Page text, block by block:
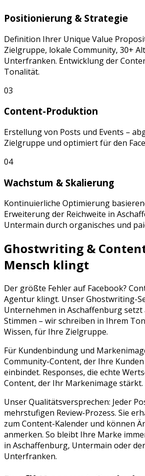
Positionierung & Strategie
Definition Ihrer Unique Value
Zielgruppe, lokale Community, 30+
Unterfranken. Entwicklung der
Tonalität.
03
Content-Produktion
Erstellung von Posts und Events –
Zielgruppe und optimiert für den
04
Wachstum & Skalierung
Kontinuierliche Optimierung
Erweiterung der Reichweite in
Untermain durch organisches und
Ghostwriting &
Mensch klingt
Der größte Fehler auf Facebook?
Agentur klingt. Unser Ghostwriting-
Unternehmen in Aschaffenburgsetzt
Stimmen – wir schreiben in Ihrem
Wissen, für Ihre Zielgruppe.
Für Kundenbindung und
Community-Content, der Ihre
einbindet. Responses, die echte
Content, der Ihr Markenimage stärkt.
Unser Qualitätsversprechen: Jeder
mehrstufigen Review-Prozess. Sie
zum Content-Kalender und können
anmerken. So bleibt Ihre Marke
in Aschaffenburg, Untermain oder
Unterfranken.